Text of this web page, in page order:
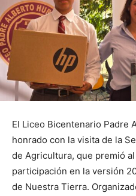
El Liceo Bicentenario Padre
honrado con la visita de la
de Agricultura, que premió
participación en la versión
de Nuestra Tierra.